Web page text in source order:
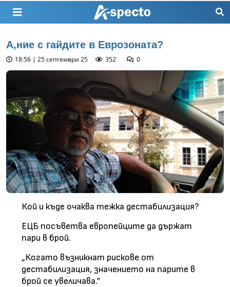
А,ние с гайдите в Еврозоната?
18:56 | 25 септември 25 352 0
Кой и къде очаква тежка дестабилизация?
ЕЦБ посъветва европейците да държат
пари в брой.
„Когато възникнат рискове от
дестабилизация, значението на парите в
брой се увеличава.“